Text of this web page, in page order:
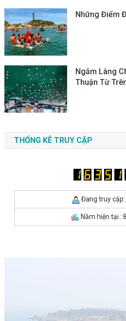
Những Điểm
Ngắm Làng
Thuận Từ
THỐNG KÊ TRUY CẬP
Đang truy
Năm hiện tại :